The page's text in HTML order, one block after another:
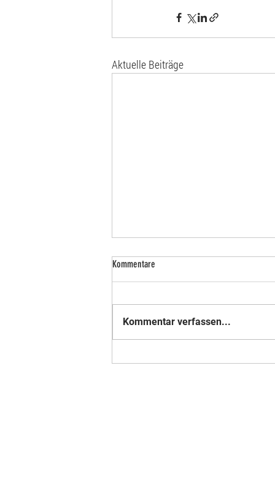
Aktuelle Beiträge
Kommentare
Kommentar verfassen...